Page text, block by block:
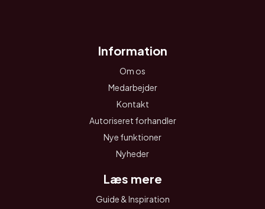
Information
Om os
Medarbejder
Kontakt
Autoriseret forhandler
Nye funktioner
Nyheder
Læs mere
Guide & Inspiration